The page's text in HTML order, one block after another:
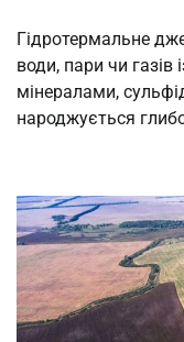
Гідротермальне
води, пари чи газів
мінералами,
народжується